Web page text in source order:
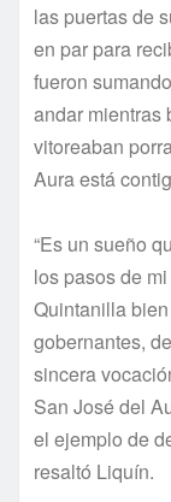
las puertas de
en par para
fueron
andar mientras
vitoreaban
Aura está
“Es un sueño
los pasos de
Quintanilla
gobernantes,
sincera
San José del
el ejemplo de
resaltó Liquín.